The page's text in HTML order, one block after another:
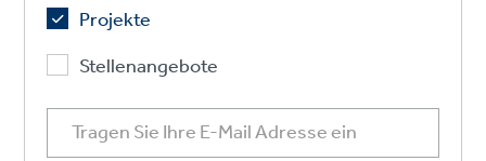
Projekte
Stellenangebote